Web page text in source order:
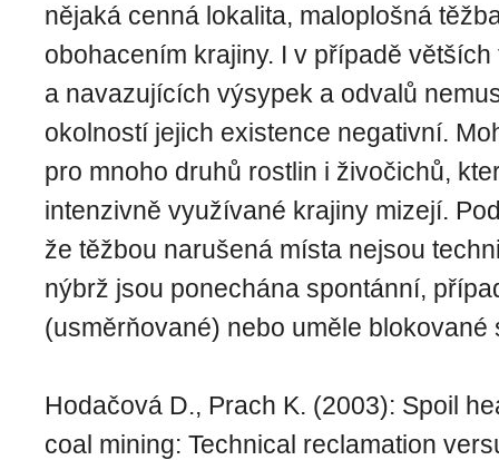
nějaká cenná lokalita, maloplošná
obohacením krajiny. I v případě větších
a navazujících výsypek a odvalů
okolností jejich existence negativní.
pro mnoho druhů rostlin i živočichů,
intenzivně využívané krajiny mizejí.
že těžbou narušená místa nejsou
nýbrž jsou ponechána spontánní,
(usměrňované) nebo uměle blokované
Hodačová D., Prach K. (2003): Spoil
coal mining: Technical reclamation